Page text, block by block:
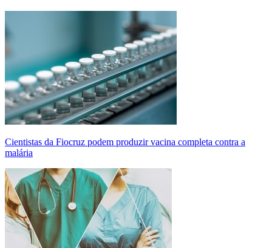
Cientistas da Fiocruz podem produzir vacina completa contra a
malária